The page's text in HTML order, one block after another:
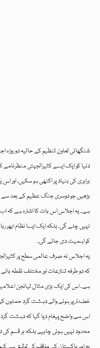
شنگھائی تعاون تنظیم کے حالیہ دو روزہ
دنیا کو ایک ایسے کثیرالجہتی
برابری کی بنیاد پر اکٹھی ہو سکیں،
بڑھیں جو دوسری جنگ عظیم کے بعد سے
ہے۔ یہ اجلاس اس بات کا اشارہ ہے کہ
نہیں چلے گی، بلکہ ایک ایسا نظام
کو اہمیت دی جائے گی۔
یہ اجلاس نہ صرف عالمی سطح پر
کہ دو طرفہ تنازعات اور مختلف نقطہ
ہے۔ اس کی ایک بڑی مثال تیانجن
خضدار پر ہونے والے دہشت گرد حملوں
اس سے واضح پیغام دیا گیا کہ
محدود نہیں ہونی چاہیے بلکہ ہر قسم